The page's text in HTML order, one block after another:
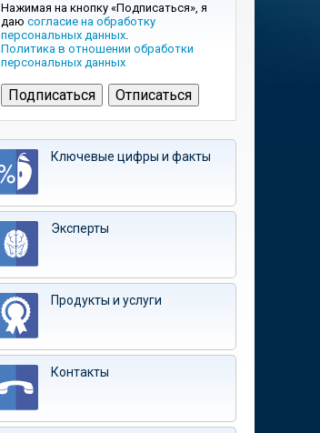
Нажимая на кнопку «Подписаться», я
даю согласие на обработку
персональных данных.
Политика в отношении обработки
персональных данных
Ключевые цифры и факты
Эксперты
Продукты и услуги
Контакты